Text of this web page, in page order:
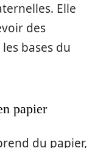
Elle
des
bases du
papier
du papier,